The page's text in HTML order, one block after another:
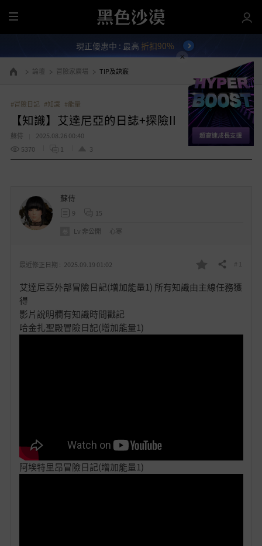
全
部
單
現正優惠中 : 最高 折扣90%
前往首頁 論壇 冒險家廣場 TIP及訣竅
#冒險日記 #知識 #能量
【知識】艾達尼亞的日誌+探險II
蘇侍
2025.08.26 00:40
5370
1 3
最近修正日期 : 2025.09.19 01:02 分享 # 1
艾達尼亞外部冒險日記(增加能量1) 所有知識由主線任務獲
得
影片說明欄有知識時間戳記
哈金扎聖殿冒險日記(增加能量1)
阿埃特里昂冒險日記(增加能量1)
蘇侍
9
15
Lv 非公開 心寒